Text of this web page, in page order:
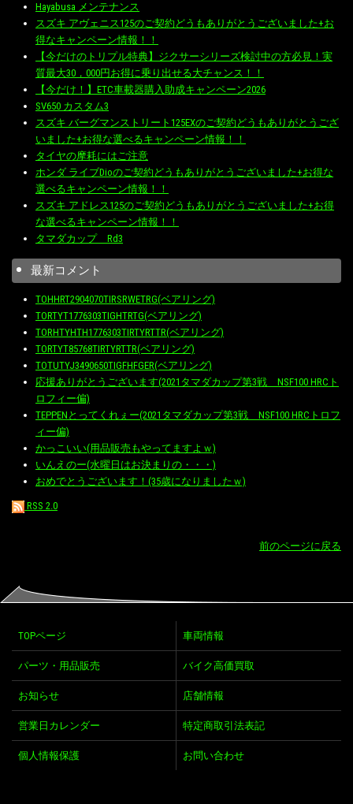
Hayabusa メンテナンス
スズキ アヴェニス125のご契約どうもありがとうございました+お
得なキャンペーン情報！！
【今だけのトリプル特典】ジクサーシリーズ検討中の方必見！実
質最大30，000円お得に乗り出せる大チャンス！！
【今だけ！】ETC車載器購入助成キャンペーン2026
SV650 カスタム3
スズキ バーグマンストリート125EXのご契約どうもありがとうござ
いました+お得な選べるキャンペーン情報！！
タイヤの摩耗にはご注意
ホンダ ライブDioのご契約どうもありがとうございました+お得な
選べるキャンペーン情報！！
スズキ アドレス125のご契約どうもありがとうございました+お得
な選べるキャンペーン情報！！
タマダカップ Rd3
最新コメント
TOHHRT2904070TIRSRWETRG(ベアリング)
TORTYT1776303TIGHTRTG(ベアリング)
TORHTYHTH1776303TIRTYRTTR(ベアリング)
TORTYT85768TIRTYRTTR(ベアリング)
TOTUTYJ3490650TIGFHFGER(ベアリング)
応援ありがとうございます(2021タマダカップ第3戦 NSF100 HRCト
ロフィー偏)
TEPPENとってくれぇー(2021タマダカップ第3戦 NSF100 HRCトロフ
ィー偏)
かっこいい(用品販売もやってますよｗ)
いんえのー(水曜日はお決まりの・・・)
おめでとうございます！(35歳になりましたｗ)
RSS 2.0
前のページに戻る
TOPページ 車両情報
パーツ・用品販売 バイク高価買取
お知らせ 店舗情報
営業日カレンダー 特定商取引法表記
個人情報保護 お問い合わせ